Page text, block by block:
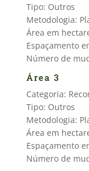
Tipo: Outros
Metodologia:
Área em
Espaçamento
Número de
Área 3
Categoria:
Tipo: Outros
Metodologia:
Área em
Espaçamento
Número de